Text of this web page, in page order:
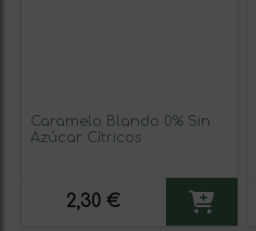
Caramelo Blando 0% Sin
Azúcar Cítricos
2,30 €